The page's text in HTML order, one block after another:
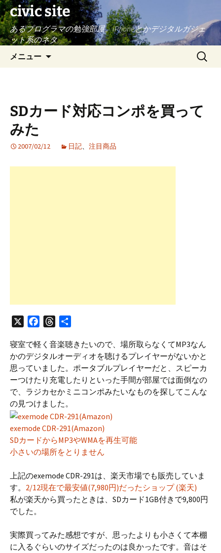
civic site
あるプログラマの勉強部屋。iPhoneとかデジタルガジェ
ット系のネタ
メニュー
へ
検
索:
SDカード対応コンポを買って
みた
2007/02/12 日記、 注目商品
c
e
b
o
o
k
r
e
a
d
s
寝室で軽く音楽聴きたいので、場所取らなくてMP3なん
かのデジタルオーディオを聴けるプレイヤーがないかと
思っていました。ポータブルプレイヤーだと、スピーカ
ーつけたり充電したりといった手間が部屋では面倒なの
で、ラジカセかミニコンポみたいなものを探してこんな
の見つけました。
exemode CDR-291(Amazon)
SDカードからMP3やWMAを再生可能
小さいの場所をとりません
上記のexemode CDR-291は、楽天市場でも販売していま
す。 2/12現在で最安値(7,980円)だったショップ (楽天)
私が楽天から買ったときは、SDカード1GB付きで9,800円
でした。
実際買ってみた感想ですが、思ったよりも小さくて本棚
に入るぐらいのサイズだったのは良かったです。音はそ